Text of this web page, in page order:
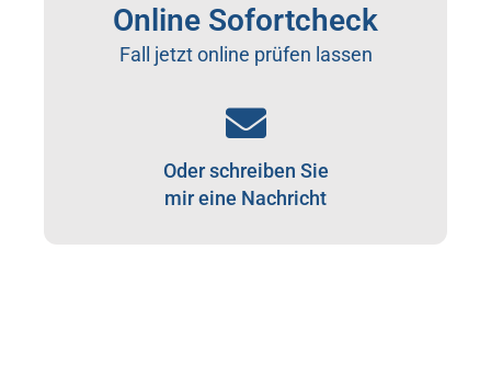
Online Sofortcheck
Fall jetzt online prüfen lassen
Oder schreiben Sie
mir eine Nachricht